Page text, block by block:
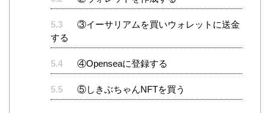
5.3
③イーサリアムを買いウォレットに送金
する
5.4 ④Openseaに登録する
5.5 ⑤しきぶちゃんNFTを買う